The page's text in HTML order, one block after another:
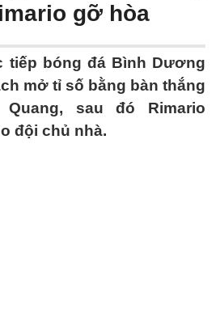
gỡ hòa
tiếp bóng đá Bình Dương
mở tỉ số bằng bàn thắng
sau đó Rimario
đội chủ nhà.